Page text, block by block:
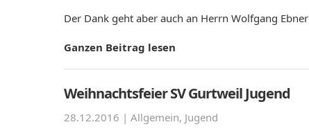
Der Dank geht aber auch an Herrn Wolfgang
Ganzen Beitrag lesen
Weihnachtsfeier SV Gurtweil Jugend
28.12.2016 | Allgemein, Jugend